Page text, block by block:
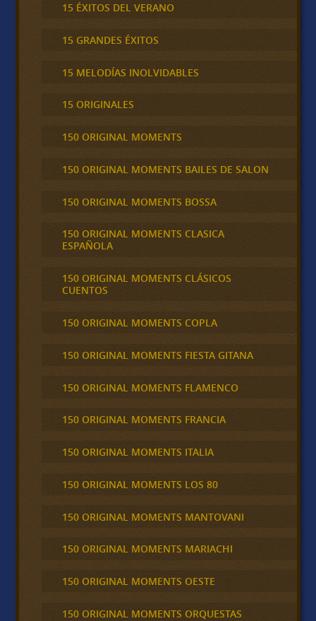
15 ÉXITOS DEL VERANO
15 GRANDES ÉXITOS
15 MELODÍAS INOLVIDABLES
15 ORIGINALES
150 ORIGINAL MOMENTS
150 ORIGINAL MOMENTS BAILES DE SALON
150 ORIGINAL MOMENTS BOSSA
150 ORIGINAL MOMENTS CLASICA
ESPAÑOLA
150 ORIGINAL MOMENTS CLÁSICOS
CUENTOS
150 ORIGINAL MOMENTS COPLA
150 ORIGINAL MOMENTS FIESTA GITANA
150 ORIGINAL MOMENTS FLAMENCO
150 ORIGINAL MOMENTS FRANCIA
150 ORIGINAL MOMENTS ITALIA
150 ORIGINAL MOMENTS LOS 80
150 ORIGINAL MOMENTS MANTOVANI
150 ORIGINAL MOMENTS MARIACHI
150 ORIGINAL MOMENTS OESTE
150 ORIGINAL MOMENTS ORQUESTAS